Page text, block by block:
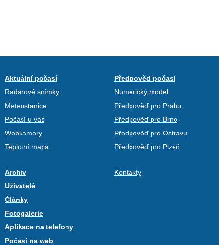
Aktuální počasí
Radarové snímky
Meteostanice
Počasí u vás
Webkamery
Teplotní mapa
Předpověď počasí
Numerický model
Předpověď pro Prahu
Předpověď pro Brno
Předpověď pro Ostravu
Předpověď pro Plzeň
Archiv
Uživatelé
Články
Fotogalerie
Aplikace na telefony
Počasí na web
Kontakty